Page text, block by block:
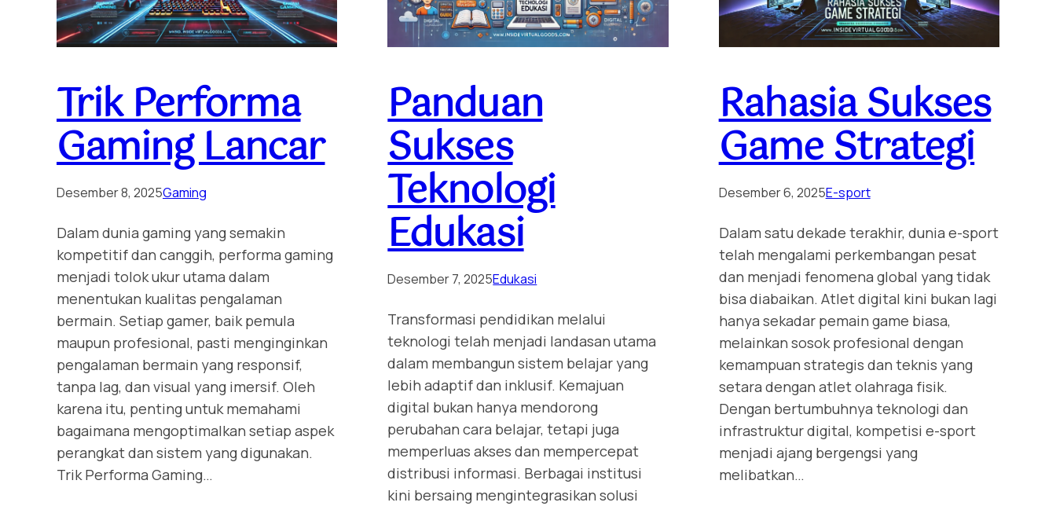
Trik Performa
Gaming Lancar
Desember 8, 2025Gaming
Dalam dunia gaming yang semakin
kompetitif dan canggih, performa gaming
menjadi tolok ukur utama dalam
menentukan kualitas pengalaman
bermain. Setiap gamer, baik pemula
maupun profesional, pasti menginginkan
pengalaman bermain yang responsif,
tanpa lag, dan visual yang imersif. Oleh
karena itu, penting untuk memahami
bagaimana mengoptimalkan setiap aspek
perangkat dan sistem yang digunakan.
Trik Performa Gaming…
Panduan
Sukses
Teknologi
Edukasi
Desember 7, 2025Edukasi
Transformasi pendidikan melalui
teknologi telah menjadi landasan utama
dalam membangun sistem belajar yang
lebih adaptif dan inklusif. Kemajuan
digital bukan hanya mendorong
perubahan cara belajar, tetapi juga
memperluas akses dan mempercepat
distribusi informasi. Berbagai institusi
kini bersaing mengintegrasikan solusi
Rahasia Sukses
Game Strategi
Desember 6, 2025E-sport
Dalam satu dekade terakhir, dunia e-sport
telah mengalami perkembangan pesat
dan menjadi fenomena global yang tidak
bisa diabaikan. Atlet digital kini bukan lagi
hanya sekadar pemain game biasa,
melainkan sosok profesional dengan
kemampuan strategis dan teknis yang
setara dengan atlet olahraga fisik.
Dengan bertumbuhnya teknologi dan
infrastruktur digital, kompetisi e-sport
menjadi ajang bergengsi yang
melibatkan…